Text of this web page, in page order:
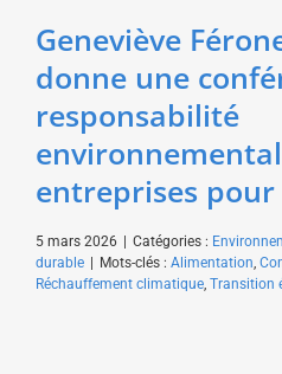
Geneviève
donne une
responsabilité
entreprises pour
5 mars 2026 | Catégories :
durable | Mots-clés : Alimentation
Réchauffement climatique Transition